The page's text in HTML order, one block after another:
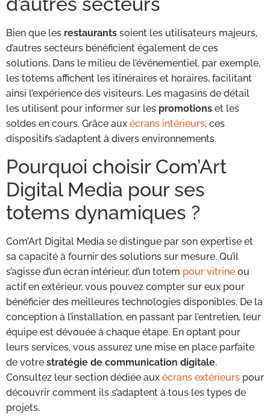
Bien que les restaurants soient les utilisateurs majeurs,
d’autres secteurs bénéficient également de ces
solutions. Dans le milieu de l’événementiel, par exemple,
les totems affichent les itinéraires et horaires, facilitant
ainsi l’expérience des visiteurs. Les magasins de détail
les utilisent pour informer sur les promotions et les
soldes en cours. Grâce aux écrans intérieurs, ces
dispositifs s’adaptent à divers environnements.
Pourquoi choisir Com’Art
Digital Media pour ses
totems dynamiques ?
Com’Art Digital Media se distingue par son expertise et
sa capacité à fournir des solutions sur mesure. Qu’il
s’agisse d’un écran intérieur, d’un totem pour vitrine ou
actif en extérieur, vous pouvez compter sur eux pour
bénéficier des meilleures technologies disponibles. De la
conception à l’installation, en passant par l’entretien, leur
équipe est dévouée à chaque étape. En optant pour
leurs services, vous assurez une mise en place parfaite
de votre stratégie de communication digitale.
Consultez leur section dédiée aux écrans extérieurs pour
découvrir comment ils s’adaptent à tous les types de
projets.